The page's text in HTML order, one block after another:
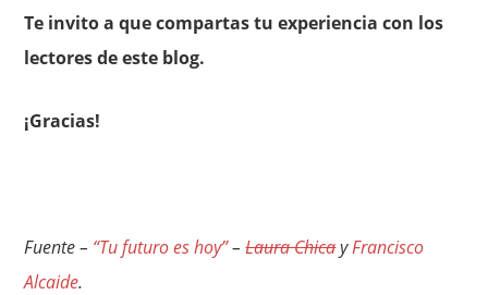
Te invito a que compartas tu experiencia con los
lectores de este blog.
¡Gracias!
Fuente – “Tu futuro es hoy”–Laura ChicayFrancisco
Alcaide.